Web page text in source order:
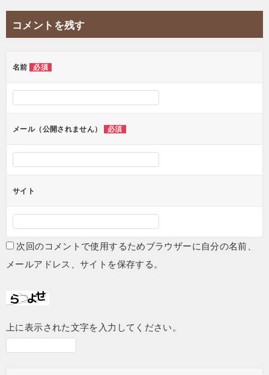
ー
ョ
コメントを残す
名前 必須
メール（公開されません） 必須
サイト
次回のコメントで使用するためブラウザーに自分の名前、
メールアドレス、サイトを保存する。
上に表示された文字を入力してください。